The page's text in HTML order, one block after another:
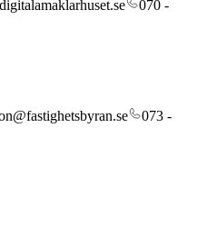
070 -
073 -